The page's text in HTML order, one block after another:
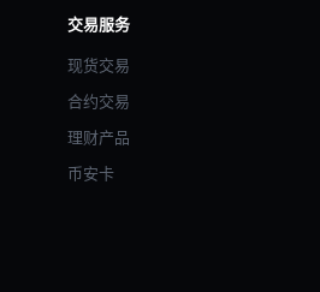
交易服务
现货交易
合约交易
理财产品
币安卡